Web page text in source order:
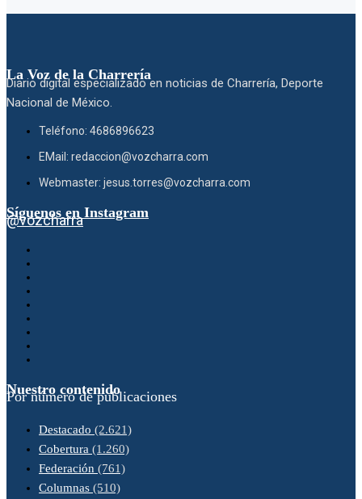
La Voz de la Charrería
Diario digital especializado en noticias de Charrería, Deporte
Nacional de México.
Teléfono: 4686896623
EMail: redaccion@vozcharra.com
Webmaster: jesus.torres@vozcharra.com
Síguenos en Instagram
@vozcharra
Nuestro contenido
Por número de publicaciones
Destacado (2.621)
Cobertura (1.260)
Federación (761)
Columnas (510)